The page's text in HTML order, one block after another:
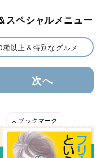
スペシャルメニュー
以上＆特別なグルメ
次へ
ブックマーク